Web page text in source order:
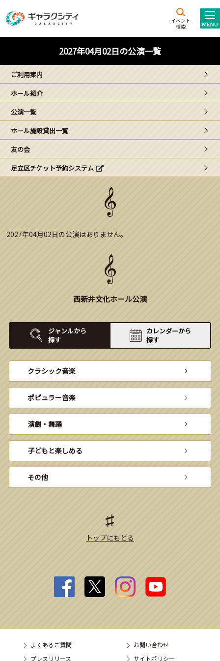
イベント
検索
施設案内
西新井
文化ホール
ギャラクシティとは
こどもみーてぃんぐ
Gがくえん
ブランドからのお知らせ
2027年04月02日の公演一覧
ご利用案内
ホール紹介
公演一覧
ホール施設貸出一覧
友の会
足立区チケット予約システム
2027年04月02日の公演はありません。
西新井文化ホール公演
ジャンルから
探す
カレンダーから
探す
クラシック音楽
ポピュラー音楽
演劇・舞踊
子どもと楽しめる
その他
トップにもどる
よくあるご質問
お問い合わせ
プレスリリース
サイトポリシー